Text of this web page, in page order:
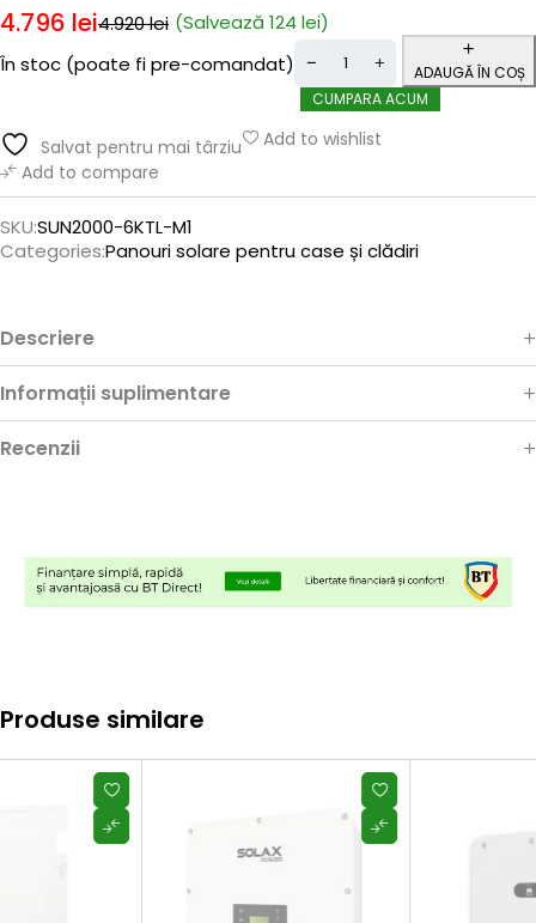
4.920lei
4.796 lei (Salvează 124 lei)
În stoc (poate fi pre-comandat)
ADAUGĂ ÎN COȘ
CUMPARA ACUM
Salvat pentru mai târziu
Add to wishlist
Add to compare
SKU:SUN2000-6KTL-M1
Categories:Panouri solare pentru case și clădiri
Descriere
Informații suplimentare
Recenzii
Produse similare